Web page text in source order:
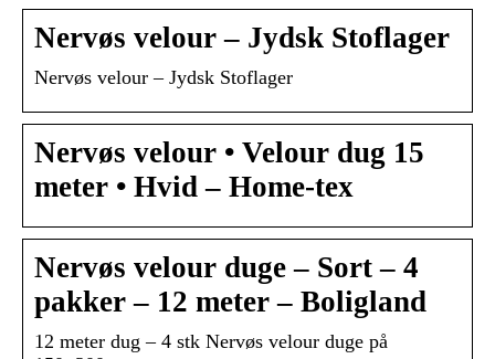
Nervøs velour – Jydsk Stoflager
Nervøs velour – Jydsk Stoflager
Nervøs velour • Velour dug 15
meter • Hvid – Home-tex
Nervøs velour duge – Sort – 4
pakker – 12 meter – Boligland
12 meter dug – 4 stk Nervøs velour duge på